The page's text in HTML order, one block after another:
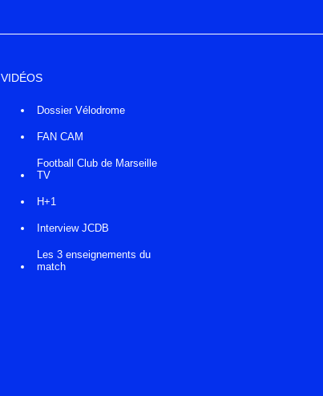
VIDÉOS
Dossier Vélodrome
FAN CAM
Football Club de Marseille
TV
H+1
Interview JCDB
Les 3 enseignements du
match